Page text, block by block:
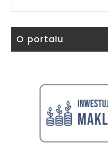
O portalu